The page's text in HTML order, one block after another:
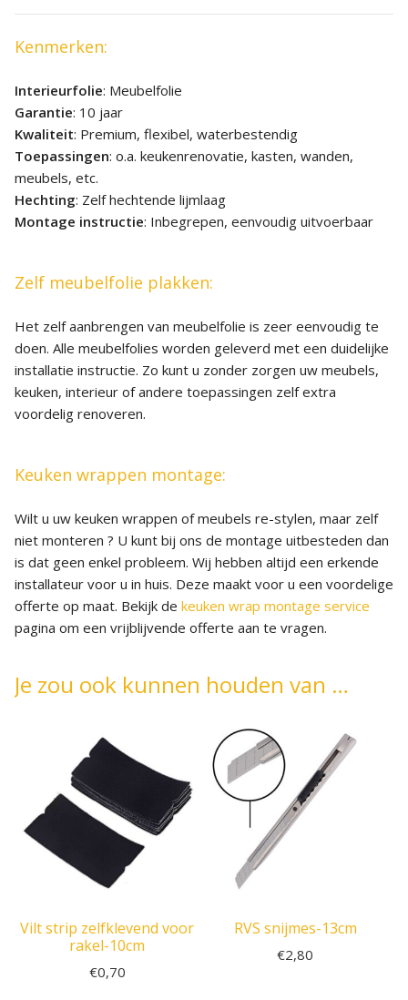
Kenmerken:
Interieurfolie: Meubelfolie
Garantie: 10 jaar
Kwaliteit: Premium, flexibel, waterbestendig
Toepassingen: o.a. keukenrenovatie, kasten, wanden,
meubels, etc.
Hechting: Zelf hechtende lijmlaag
Montage instructie: Inbegrepen, eenvoudig uitvoerbaar
Zelf meubelfolie plakken:
Het zelf aanbrengen van meubelfolie is zeer eenvoudig te
doen. Alle meubelfolies worden geleverd met een duidelijke
installatie instructie. Zo kunt u zonder zorgen uw meubels,
keuken, interieur of andere toepassingen zelf extra
voordelig renoveren.
Keuken wrappen montage:
Wilt u uw keuken wrappen of meubels re-stylen, maar zelf
niet monteren ? U kunt bij ons de montage uitbesteden dan
is dat geen enkel probleem. Wij hebben altijd een erkende
installateur voor u in huis. Deze maakt voor u een voordelige
offerte op maat. Bekijk de keuken wrap montage service
pagina om een vrijblijvende offerte aan te vragen.
Je zou ook kunnen houden van …
Vilt strip zelfklevend voor
rakel-10cm
€0,70
RVS snijmes-13cm
€2,80